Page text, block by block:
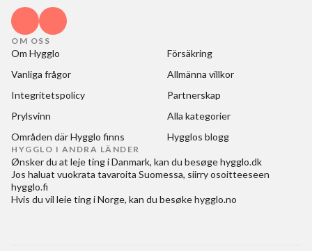
OM OSS
Om Hygglo
Försäkring
Vanliga frågor
Allmänna villkor
Integritetspolicy
Partnerskap
Prylsvinn
Alla kategorier
Områden där Hygglo finns
Hygglos blogg
HYGGLO I ANDRA LÄNDER
Ønsker du at leje ting i Danmark, kan du besøgehygglo.dk
Jos haluat vuokrata tavaroita Suomessa, siirry osoitteeseen
hygglo.fi
Hvis du vil leie ting i Norge, kan du besøkehygglo.no